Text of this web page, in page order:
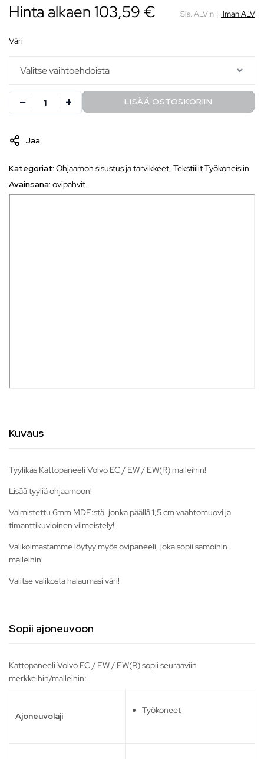
Hinta alkaen 103,59 € Sis. ALV:n | Ilman ALV
väri
LISÄÄ OSTOSKORIIN
Jaa
Kategoriat: Ohjaamon sisustus ja tarvikkeet, Tekstiilit Työkoneisiin
Avainsana: ovipahvit
Kuvaus
Tyylikäs Kattopaneeli Volvo EC / EW / EW(R) malleihin!
Lisää tyyliä ohjaamoon!
Valmistettu 6mm MDF:stä, jonka päällä 1,5 cm vaahtomuovi ja
timanttikuvioinen viimeistely!
Valikoimastamme löytyy myös ovipaneeli, joka sopii samoihin
malleihin!
Valitse valikosta halaumasi väri!
Sopii ajoneuvoon
Kattopaneeli Volvo EC / EW / EW(R) sopii seuraaviin
merkkeihin/malleihin:
Ajoneuvolaji
Työkoneet